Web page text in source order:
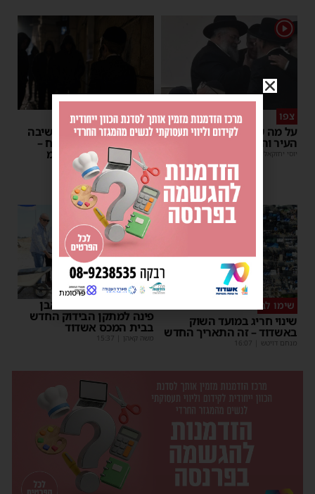
1
צפו
על מה שוחחו מ"מ ראש
העיר והחיד"א אברג׳ל?
יוסי יחזקאלי
פירות ההסתה
אימה באשדוד: בחור ישיבה
בן 13 נשדד באיומי רצח –
המשטרה הקימה צח”מ
מנחם דויטש |
22:32
שימו לב
שינוי חריג במועד השוק
באשדוד – זה התאריך החדש
מנחם דויטש 16:07
רשות המסים הניחה אבן
פינה למתקן הבידוק החדש
בבית המכס אשדוד
משה קאהן 15:37
פרסומת